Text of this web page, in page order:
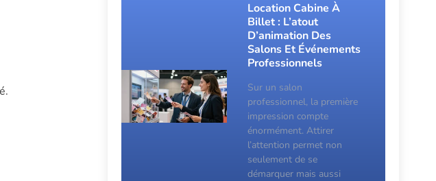
Location Cabine À
Billet : L’atout
D’animation Des
Salons Et Événements
Professionnels
Sur un salon
professionnel, la première
impression compte
énormément. Attirer
l’attention permet non
seulement de se
démarquer mais aussi